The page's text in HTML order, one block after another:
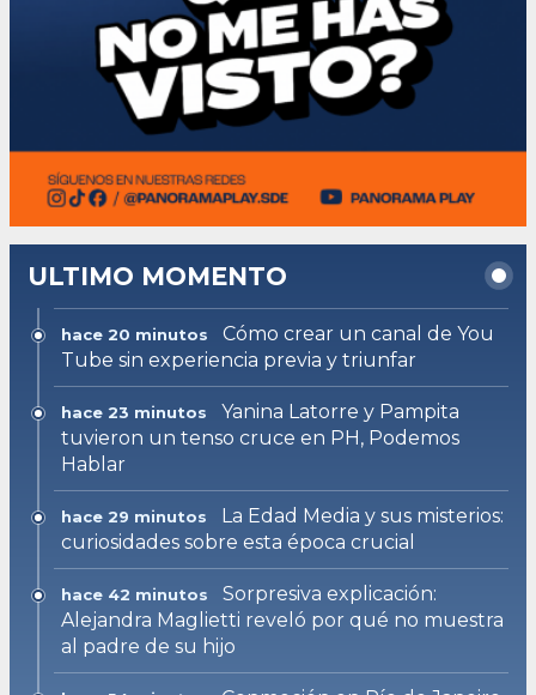
ULTIMO MOMENTO
hace 20 minutos
Cómo crear un canal de You
Tube sin experiencia previa y triunfar
hace 23 minutos
Yanina Latorre y Pampita
tuvieron un tenso cruce en PH, Podemos
Hablar
hace 29 minutos
La Edad Media y sus misterios:
curiosidades sobre esta época crucial
hace 42 minutos
Sorpresiva explicación:
Alejandra Maglietti reveló por qué no muestra
al padre de su hijo